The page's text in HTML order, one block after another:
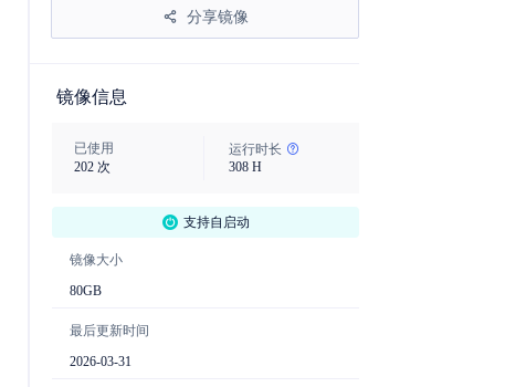
分享镜像
镜像信息
已使用
202 次
运行时长
308H
支持自启动
镜像大小
80GB
最后更新时间
2026-03-31